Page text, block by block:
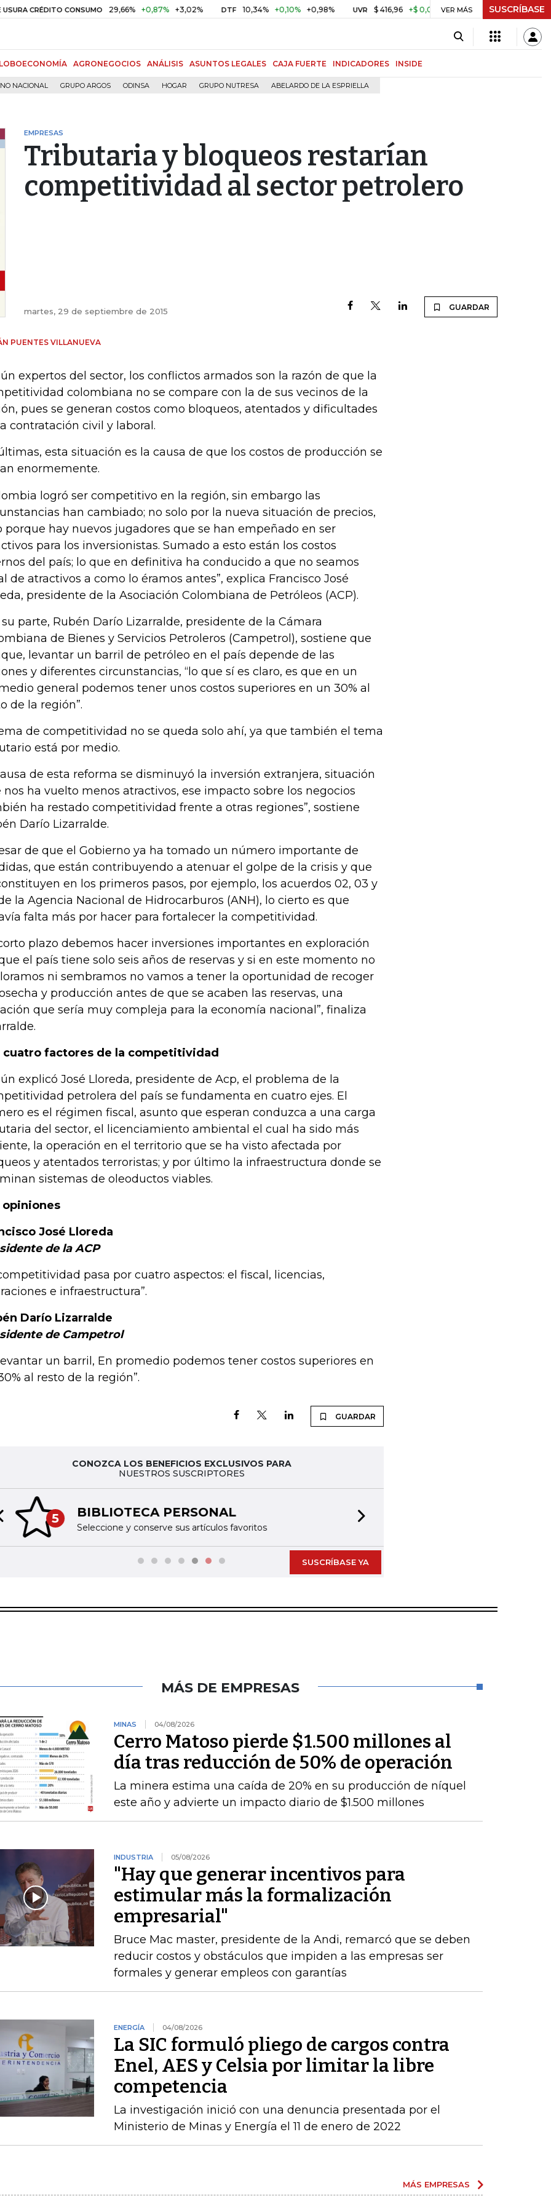
CONSUMO 29,66% +0,87% +3,02% DTF 10,34% +0,10% +0,98% UVR $ 416,96 +$ 0,05 +0,01% BITCOIN US$ 64.442,80
VER MÁS SUSCRÍBASE
AGRONEGOCIOS ANÁLISIS ASUNTOS LEGALES CAJA FUERTE INDICADORES INSIDE
NACIONAL GRUPO ARGOS ODINSA HOGAR GRUPO NUTRESA ABELARDO DE LA ESPRIELLA
EMPRESAS
Tributaria y bloqueos restarían
competitividad al sector petrolero
martes, 29 de septiembre de 2015 GUARDAR
PUENTES VILLANUEVA
expertos del sector, los conflictos armados son la razón de que la
colombiana no se compare con la de sus vecinos de la
pues se generan costos como bloqueos, atentados y dificultades
contratación civil y laboral.
esta situación es la causa de que los costos de producción se
enormemente.
logró ser competitivo en la región, sin embargo las
han cambiado; no solo por la nueva situación de precios,
porque hay nuevos jugadores que se han empeñado en ser
para los inversionistas. Sumado a esto están los costos
del país; lo que en definitiva ha conducido a que no seamos
de atractivos a como lo éramos antes”, explica Francisco José
presidente de la Asociación Colombiana de Petróleos (ACP).
parte, Rubén Darío Lizarralde, presidente de la Cámara
de Bienes y Servicios Petroleros (Campetrol), sostiene que
levantar un barril de petróleo en el país depende de las
y diferentes circunstancias, “lo que sí es claro, es que en un
general podemos tener unos costos superiores en un 30% al
de la región”.
de competitividad no se queda solo ahí, ya que también el tema
está por medio.
de esta reforma se disminuyó la inversión extranjera, situación
nos ha vuelto menos atractivos, ese impacto sobre los negocios
ha restado competitividad frente a otras regiones”, sostiene
Darío Lizarralde.
de que el Gobierno ya ha tomado un número importante de
que están contribuyendo a atenuar el golpe de la crisis y que
en los primeros pasos, por ejemplo, los acuerdos 02, 03 y
la Agencia Nacional de Hidrocarburos (ANH), lo cierto es que
falta más por hacer para fortalecer la competitividad.
plazo debemos hacer inversiones importantes en exploración
el país tiene solo seis años de reservas y si en este momento no
ni sembramos no vamos a tener la oportunidad de recoger
y producción antes de que se acaben las reservas, una
que sería muy compleja para la economía nacional”, finaliza
cuatro factores de la competitividad
explicó José Lloreda, presidente de Acp, el problema de la
petrolera del país se fundamenta en cuatro ejes. El
es el régimen fiscal, asunto que esperan conduzca a una carga
del sector, el licenciamiento ambiental el cual ha sido más
la operación en el territorio que se ha visto afectada por
y atentados terroristas; y por último la infraestructura donde se
sistemas de oleoductos viables.
opiniones
José Lloreda
de la ACP
pasa por cuatro aspectos: el fiscal, licencias,
e infraestructura”.
Darío Lizarralde
de Campetrol
un barril, En promedio podemos tener costos superiores en
al resto de la región”.
GUARDAR
CONOZCA LOS BENEFICIOS EXCLUSIVOS PARA
NUESTROS SUSCRIPTORES
6 TINTA DIGITAL
Acceda a nuestras publicaciones impresas en formato digital
slide
SUSCRÍBASE YA
MÁS DE EMPRESAS
MINAS 04/08/2026
Cerro Matoso pierde $1.500 millones al
día tras reducción de 50% de operación
La minera estima una caída de 20% en su producción de níquel
este año y advierte un impacto diario de $1.500 millones
INDUSTRIA 05/08/2026
"Hay que generar incentivos para
estimular más la formalización
empresarial"
Bruce Mac master, presidente de la Andi, remarcó que se deben
reducir costos y obstáculos que impiden a las empresas ser
formales y generar empleos con garantías
ENERGÍA 04/08/2026
La SIC formuló pliego de cargos contra
Enel, AES y Celsia por limitar la libre
competencia
La investigación inició con una denuncia presentada por el
Ministerio de Minas y Energía el 11 de enero de 2022
MÁS EMPRESAS